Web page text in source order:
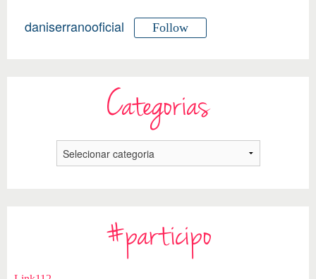
daniserranooficial Follow
Categorias
#participo